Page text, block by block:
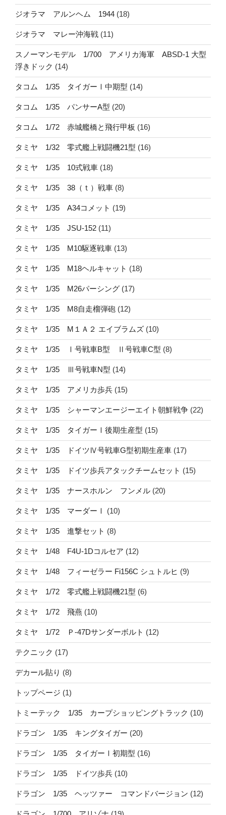
ジオラマ アルンヘム 1944 (18)
ジオラマ マレー沖海戦 (11)
スノーマンモデル 1/700 アメリカ海軍 ABSD-1 大型
浮きドック (14)
タコム 1/35 タイガーⅠ中期型 (14)
タコム 1/35 パンサーA型 (20)
タコム 1/72 赤城艦橋と飛行甲板 (16)
タミヤ 1/32 零式艦上戦闘機21型 (16)
タミヤ 1/35 10式戦車 (18)
タミヤ 1/35 38（ｔ）戦車 (8)
タミヤ 1/35 A34コメット (19)
タミヤ 1/35 JSU-152 (11)
タミヤ 1/35 M10駆逐戦車 (13)
タミヤ 1/35 M18ヘルキャット (18)
タミヤ 1/35 M26パーシング (17)
タミヤ 1/35 M8自走榴弾砲 (12)
タミヤ 1/35 M１Ａ２ エイブラムズ (10)
タミヤ 1/35 Ⅰ号戦車B型 Ⅱ号戦車C型 (8)
タミヤ 1/35 Ⅲ号戦車N型 (14)
タミヤ 1/35 アメリカ歩兵 (15)
タミヤ 1/35 シャーマンエージーエイト朝鮮戦争 (22)
タミヤ 1/35 タイガーⅠ後期生産型 (15)
タミヤ 1/35 ドイツⅣ号戦車G型初期生産車 (17)
タミヤ 1/35 ドイツ歩兵アタックチームセット (15)
タミヤ 1/35 ナースホルン フンメル (20)
タミヤ 1/35 マーダーⅠ (10)
タミヤ 1/35 進撃セット (8)
タミヤ 1/48 F4U-1Dコルセア (12)
タミヤ 1/48 フィーゼラー Fi156C シュトルヒ (9)
タミヤ 1/72 零式艦上戦闘機21型 (6)
タミヤ 1/72 飛燕 (10)
タミヤ 1/72 Ｐ-47Dサンダーボルト (12)
テクニック (17)
デカール貼り (8)
トップページ (1)
トミーテック 1/35 カープショッピングトラック (10)
ドラゴン 1/35 キングタイガー (20)
ドラゴン 1/35 タイガーⅠ初期型 (16)
ドラゴン 1/35 ドイツ歩兵 (10)
ドラゴン 1/35 ヘッツァー コマンドバージョン (12)